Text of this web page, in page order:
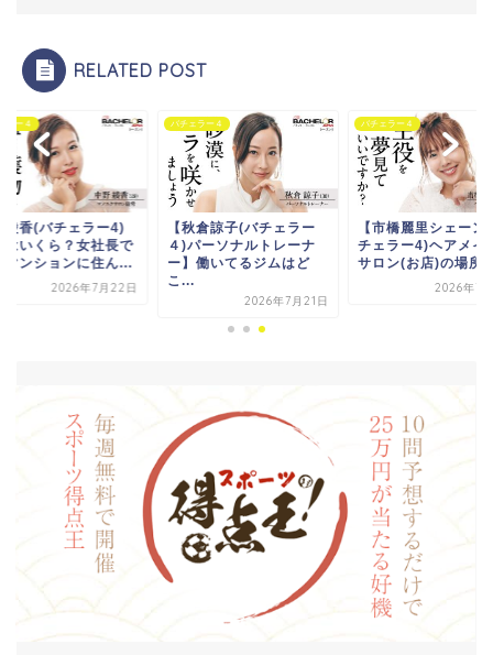
RELATED POST
ラー４
綾香(バチェラー4)
はいくら？女社長で
マンションに住ん...
2026年7月22日
バチェラー４
【秋倉諒子(バチェラー
４)パーソナルトレーナ
ー】働いてるジムはど
こ...
2026年7月21日
バチェラー４
【市橋麗里シェーン
チェラー4)ヘアメイ
サロン(お店)の場所
2026年7